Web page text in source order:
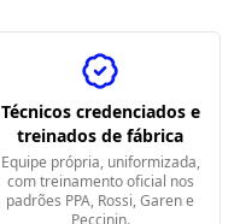
Técnicos credenciados e
treinados de fábrica
Equipe própria, uniformizada,
com treinamento oficial nos
padrões PPA, Rossi, Garen e